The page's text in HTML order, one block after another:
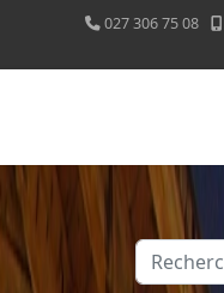
027 306 75 08
Valider